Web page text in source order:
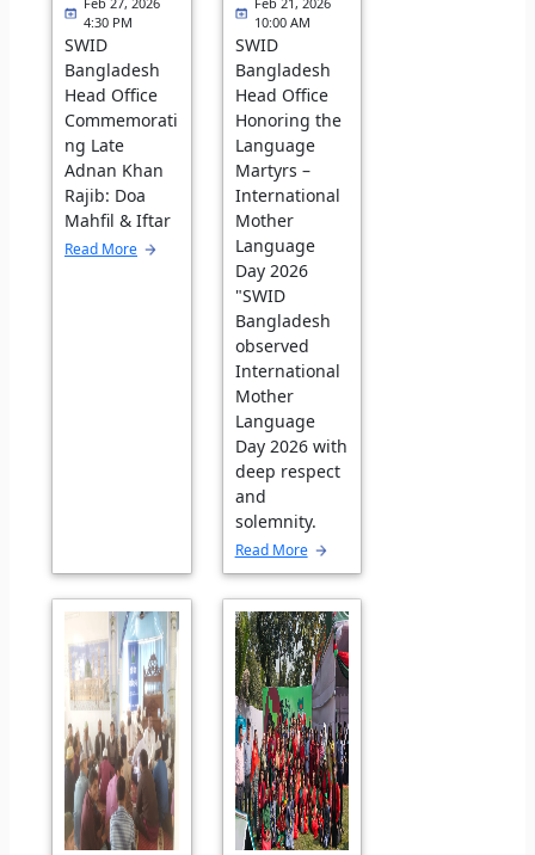
4:30 PM
SWID
Bangladesh
Head Office
Commemorati
ng Late
Adnan Khan
Rajib: Doa
Mahfil & Iftar
Read More
10:00 AM
SWID
Bangladesh
Head Office
Honoring the
Language
Martyrs –
International
Mother
Language
Day 2026
"SWID
Bangladesh
observed
International
Mother
Language
Day 2026 with
deep respect
and
solemnity.
Read More